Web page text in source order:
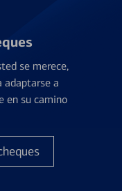
se merece,
adaptarse a
en su camino